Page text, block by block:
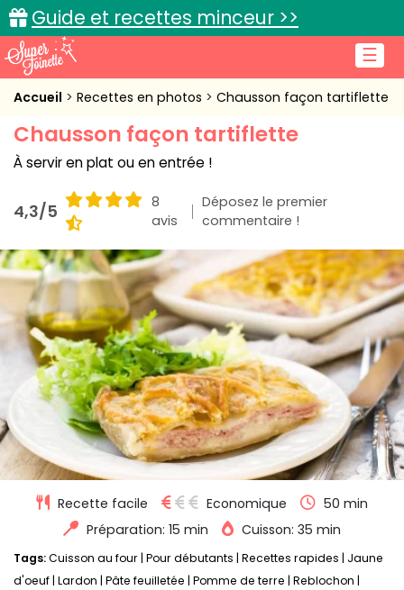
☰
Guide et recettes minceur >>
Accueil
Recettes de cuisine
Cuisine pratique
L'actu cuisine
Connexion
Accueil Recettes en photos Chausson façon tartiflette
Chausson façon tartiflette
À servir en plat ou en entrée !
4,3/5
8
avis
Déposez le premier
commentaire !
Recette facile Economique
50 min
Préparation: 15 min
Cuisson: 35 min
Tags:Cuisson au four Pour débutants Recettes rapides
Jaune
d'oeuf Lardon Pâte feuilletée Pomme de terre Reblochon